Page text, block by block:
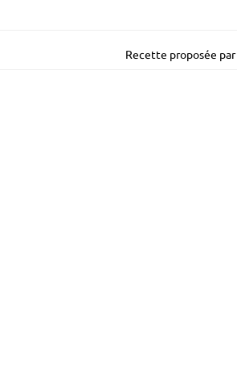
Recette proposée par